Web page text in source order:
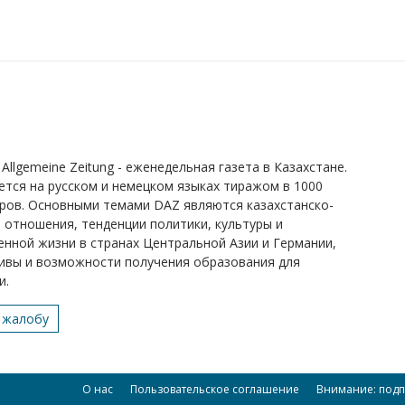
Zeitung - еженедельная газета в Казахстане.
на русском и немецком языках тиражом в 1000
Основными темами DAZ являются казахстанско-
отношения, тенденции политики, культуры и
жизни в странах Центральной Азии и Германии,
и возможности получения образования для
О нас Пользовательское соглашение Внимание: